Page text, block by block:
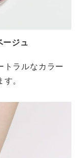
ジュ
トラルなカラー
。